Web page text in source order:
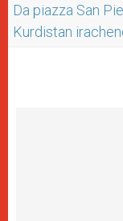
Da piazza San
Kurdistan